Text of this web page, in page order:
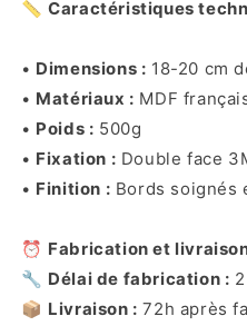
📏Caractéristiques
• Dimensions : 18-20 cm
• Matériaux : MDF
• Poids : 500g
• Fixation : Double face
• Finition : Bords soignés
⏰ Fabrication et
🔧 Délai de fabrication :
📦 Livraison : 72h après